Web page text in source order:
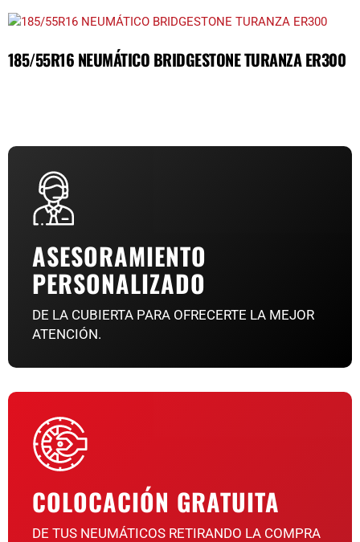
185/55R16 NEUMÁTICO BRIDGESTONE TURANZA ER300
ASESORAMIENTO
PERSONALIZADO
DE LA CUBIERTA PARA OFRECERTE LA MEJOR
ATENCIÓN.
COLOCACIÓN GRATUITA
DE TUS NEUMÁTICOS RETIRANDO LA COMPRA